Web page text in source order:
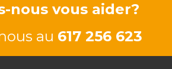
nous vous aider?
au 617 256 623